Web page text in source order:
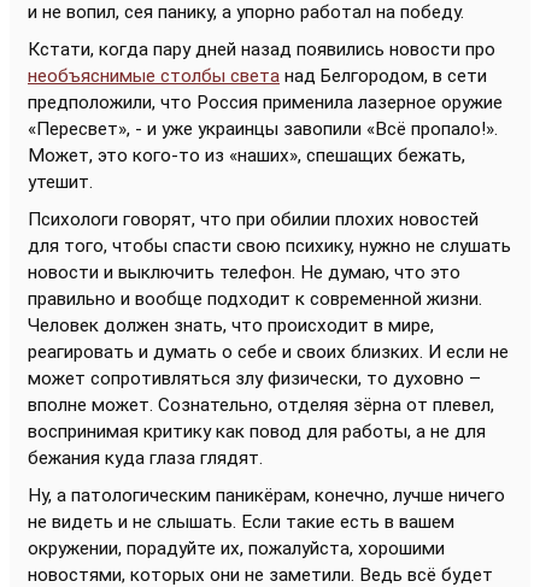
и не вопил, сея панику, а упорно работал на победу.
Кстати, когда пару дней назад появились новости про
необъяснимые столбы света над Белгородом, в сети
предположили, что Россия применила лазерное оружие
«Пересвет», - и уже украинцы завопили «Всё пропало!».
Может, это кого-то из «наших», спешащих бежать,
утешит.
Психологи говорят, что при обилии плохих новостей
для того, чтобы спасти свою психику, нужно не слушать
новости и выключить телефон. Не думаю, что это
правильно и вообще подходит к современной жизни.
Человек должен знать, что происходит в мире,
реагировать и думать о себе и своих близких. И если не
может сопротивляться злу физически, то духовно –
вполне может. Сознательно, отделяя зёрна от плевел,
воспринимая критику как повод для работы, а не для
бежания куда глаза глядят.
Ну, а патологическим паникёрам, конечно, лучше ничего
не видеть и не слышать. Если такие есть в вашем
окружении, порадуйте их, пожалуйста, хорошими
новостями, которых они не заметили. Ведь всё будет